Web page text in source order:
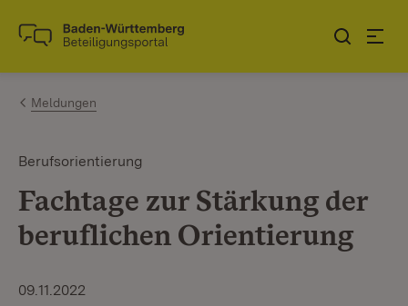
Zum Inhalt springen
Link zur Startseite
Meldungen
Berufsorientierung
Fachtage zur Stärkung der
beruflichen Orientierung
09.11.2022